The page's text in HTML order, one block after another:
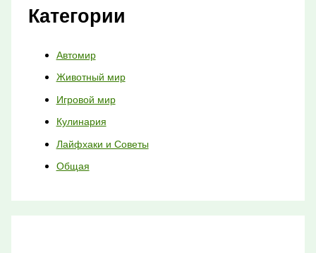
Категории
Автомир
Животный мир
Игровой мир
Кулинария
Лайфхаки и Советы
Общая